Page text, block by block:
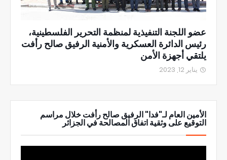
عضو اللجنة التنفيذية لمنظمة التحرير الفلسطينية،
رئيس الدائرة العسكرية والأمنية الرفيق صالح رأفت
يلتقي أجهزة الأمن
يناير 12, 2023
الأمين العام لـ"فدا" الرفيق صالح رأفت خلال مراسم
التوقيع على وثقية اتفاق المصالحة في الجزائر